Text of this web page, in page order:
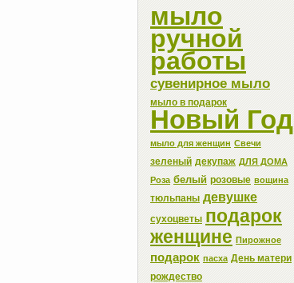
мыло
ручной
работы
сувенирное мыло
мыло в подарок
Новый Год
мыло для женщин Свечи
зеленый декупаж ДЛЯ ДОМА
Роза белый розовые вощина
тюльпаны девушке
сухоцветы подарок
женщине Пирожное
подарок пасха День матери
рождество